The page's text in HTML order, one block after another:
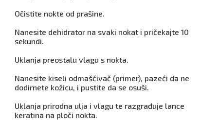
Očistite nokte od prašine.
Nanesite dehidrator na svaki nokat i pričekajte 10
sekundi.
Uklanja preostalu vlagu s nokta.
Nanesite kiseli odmašćivač (primer), pazeći da ne
dodirnete kožicu, i pustite da se osuši.
Uklanja prirodna ulja i vlagu te razgrađuje lance
keratina na ploči nokta.